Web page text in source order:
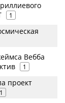
1
Вебба
1
проект
1